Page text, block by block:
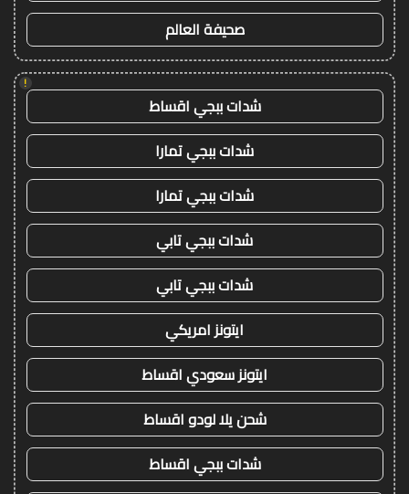
صحيفة العالم
!
شدات ببجي اقساط
شدات ببجي تمارا
شدات ببجي تمارا
شدات ببجي تابي
شدات ببجي تابي
ايتونز امريكي
ايتونز سعودي اقساط
شحن يلا لودو اقساط
شدات ببجي اقساط